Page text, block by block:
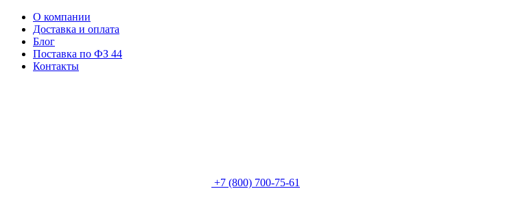
О компании
Доставка и оплата
Блог
Поставка по ФЗ 44
Контакты
+7 (800) 700-75-61